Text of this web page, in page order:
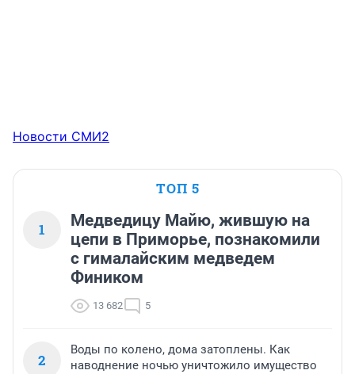
Новости СМИ2
ТОП 5
1
Медведицу Майю, жившую на
цепи в Приморье, познакомили
с гималайским медведем
Фиником
13 682 5
2
Воды по колено, дома затоплены. Как
наводнение ночью уничтожило имущество